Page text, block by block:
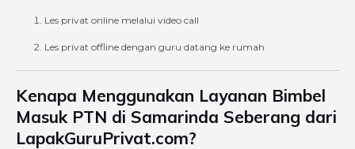
Les privat online melalui video call
Les privat offline dengan guru datang ke rumah
Kenapa Menggunakan Layanan Bimbel
Masuk PTN di Samarinda Seberang dari
LapakGuruPrivat.com?